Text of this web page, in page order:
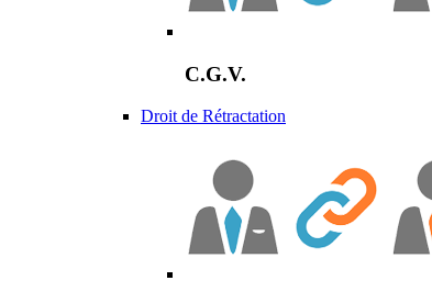
C.G.V.
Droit de Rétractation